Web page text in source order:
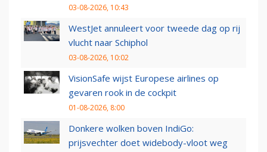
03-08-2026, 10:43
WestJet annuleert voor tweede dag op rij
vlucht naar Schiphol
03-08-2026, 10:02
VisionSafe wijst Europese airlines op
gevaren rook in de cockpit
01-08-2026, 8:00
Donkere wolken boven IndiGo:
prijsvechter doet widebody-vloot weg